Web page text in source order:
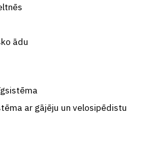
ādu
ar gājēju un velosipēdistu